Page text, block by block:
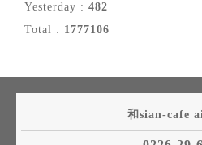
Yesterday : 482
Total : 1777106
和sian-cafe